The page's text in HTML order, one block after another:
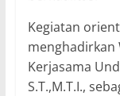
Kegiatan
menghadirkan
Kerjasama
S.T.,M.T.I.,